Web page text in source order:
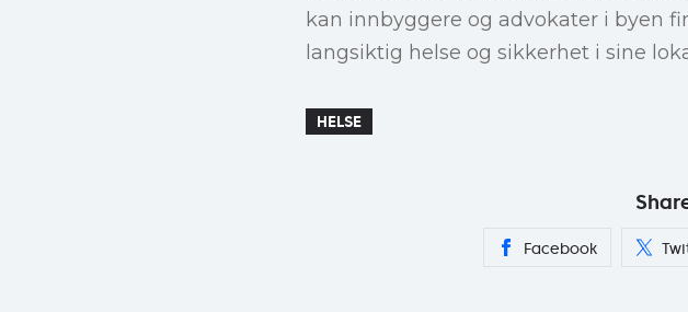
kan innbyggere og advokater i byen
langsiktig helse og sikkerhet i sine
HELSE
Facebook